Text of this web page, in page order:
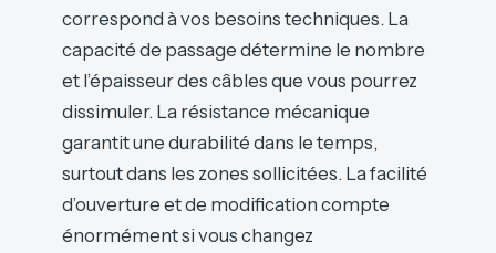
correspond à vos besoins techniques. La
capacité de passage détermine le nombre
et l’épaisseur des câbles que vous pourrez
dissimuler. La résistance mécanique
garantit une durabilité dans le temps,
surtout dans les zones sollicitées. La facilité
d’ouverture et de modification compte
énormément si vous changez